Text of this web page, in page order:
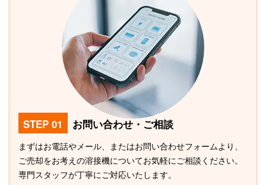
STEP 01 お問い合わせ・ご相談
まずはお電話やメール、またはお問い合わせフォームより、
ご売却をお考えの溶接機についてお気軽にご相談ください。
専門スタッフが丁寧にご対応いたします。